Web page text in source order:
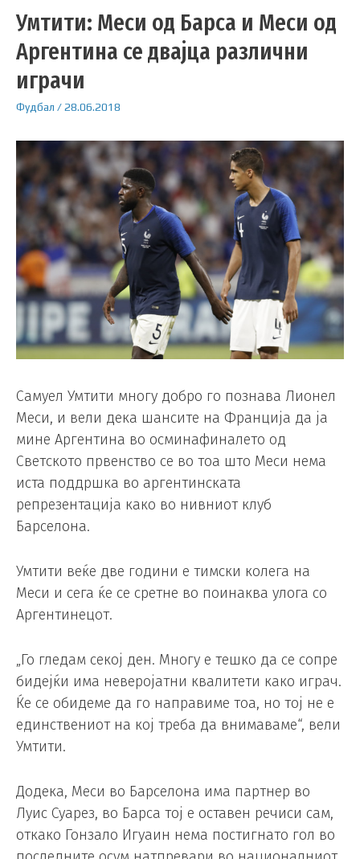
Умтити: Меси од Барса и Меси од
Аргентина се двајца различни
играчи
Фудбал /28.06.2018
Самуел Умтити многу добро го познава Лионел
Меси, и вели дека шансите на Франција да ја
мине Аргентина во осминафиналето од
Светското првенство се во тоа што Меси нема
иста поддршка во аргентинската
репрезентација како во нивниот клуб
Барселона.
Умтити веќе две години е тимски колега на
Меси и сега ќе се сретне во поинаква улога со
Аргентинецот.
„Го гледам секој ден. Многу е тешко да се сопре
бидејќи има неверојатни квалитети како играч.
Ќе се обидеме да го направиме тоа, но тој не е
единствениот на кој треба да внимаваме“, вели
Умтити.
Додека, Меси во Барселона има партнер во
Луис Суарез, во Барса тој е оставен речиси сам,
откако Гонзало Игуаин нема постигнато гол во